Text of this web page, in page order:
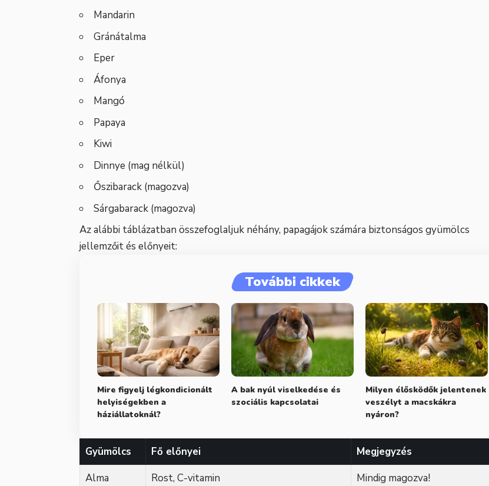
Mandarin
Gránátalma
Eper
Áfonya
Mangó
Papaya
Kiwi
Dinnye (mag nélkül)
Őszibarack (magozva)
Sárgabarack (magozva)
Az alábbi táblázatban összefoglaljuk néhány, papagájok számára biztonságos gyümölcs
jellemzőit és előnyeit:
További cikkek
Mire figyelj légkondicionált
helyiségekben a
háziállatoknál?
A bak nyúl viselkedése és
szociális kapcsolatai
Milyen élősködők jelentenek
veszélyt a macskákra
nyáron?
Gyümölcs Fő előnyei
Megjegyzés
Alma
Rost, C-vitamin
Mindig magozva!